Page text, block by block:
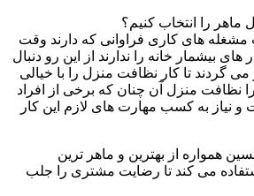
را انتخاب کنیم؟
مشغله های کاری فراوانی که دارند وقت
بیشمار خانه را ندارند از این رو دنبال
گردند تا کار نظافت منزل را با خیالی
نظافت منزل آن چنان که برخی از افراد
نیاز به کسب مهارت های لازم این کار
همواره از بهترین و ماهر ترین
می کند تا رضایت مشتری را جلب